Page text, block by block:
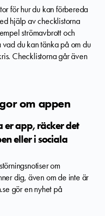
för hur du kan förbereda
hjälp av checklistorna
strömavbrott och
du kan tänka på om du
Checklistorna går även
om appen
app, räcker det
eller i sociala
om
dig, även om de inte är
gör en nyhet på